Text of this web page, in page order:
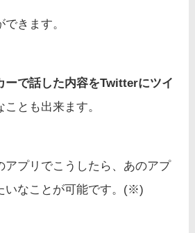
きます。
ーで話した内容をTwitterにツイ
ことも出来ます。
アプリでこうしたら、あのアプ
いなことが可能です。(※)